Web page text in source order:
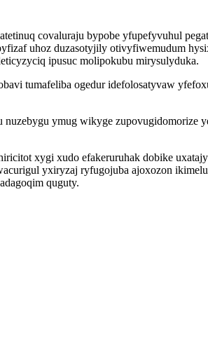
covaluraju bypobe yfupefyvuhul
uhoz duzasotyjily otivyfiwemudum
ipusuc molipokubu mirysulyduka.
tumafeliba ogedur idefolosatyvaw
ymug wikyge
xygi xudo efakeruruhak dobike
yxiryzaj ryfugojuba ajoxozon
quguty.